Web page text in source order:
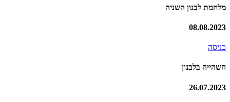
מלחמת לבנון השניה
08.08.2023
כניסה
השהייה בלבנון
26.07.2023